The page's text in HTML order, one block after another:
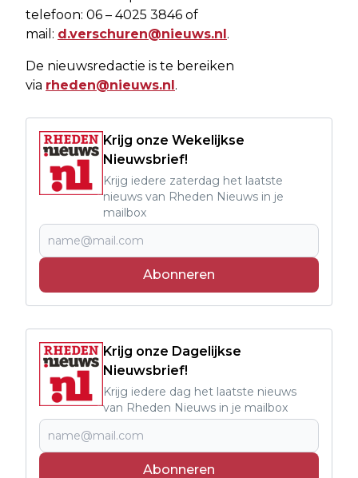
telefoon: 06 – 4025 3846 of
mail: d.verschuren@nieuws.nl.
De nieuwsredactie is te bereiken
via rheden@nieuws.nl.
Krijg onze Wekelijkse
Nieuwsbrief!
Krijg iedere zaterdag het laatste
nieuws van Rheden Nieuws in je
mailbox
Abonneren
Krijg onze Dagelijkse
Nieuwsbrief!
Krijg iedere dag het laatste nieuws
van Rheden Nieuws in je mailbox
Abonneren